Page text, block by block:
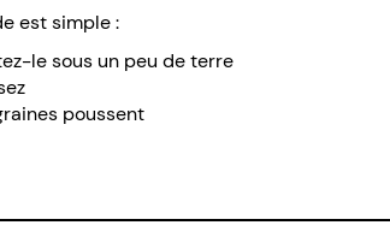
est simple :
le sous un peu de terre
poussent